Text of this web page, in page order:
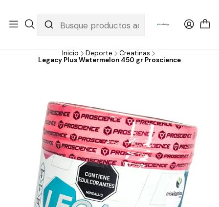
Whatsapp 3229079958/ Fijo 6019251796 / Envios a todo el país y
gratis apartir de 199.000!
Inicio Deporte
Creatinas
Legacy Plus Watermelon 450 gr Proscience